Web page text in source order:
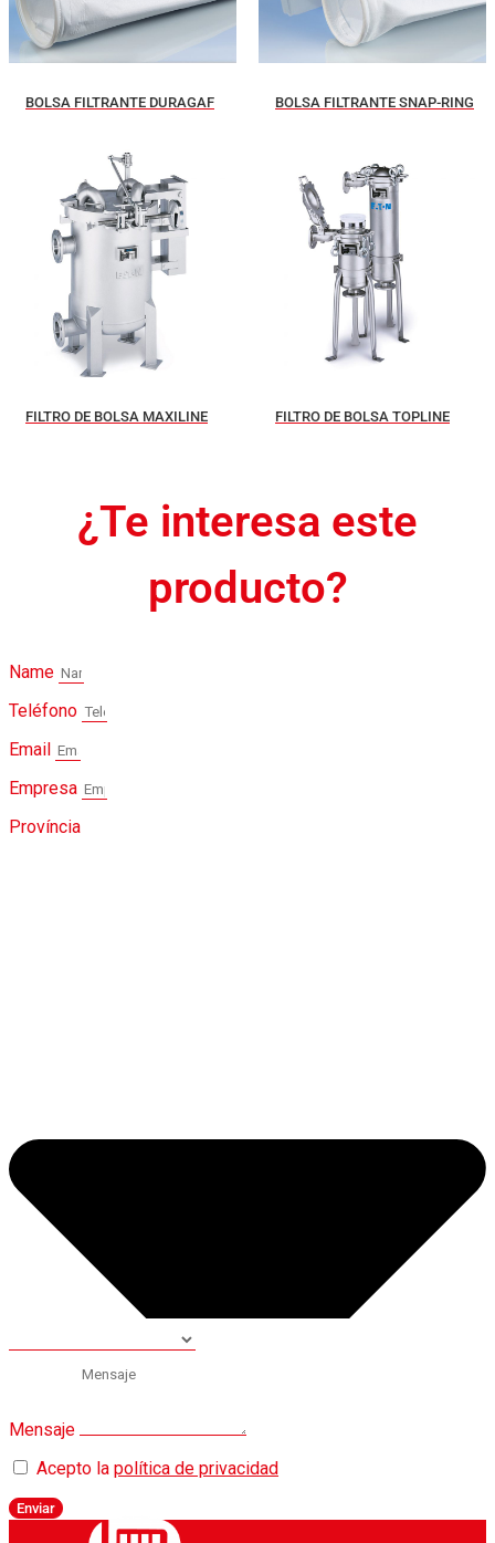
BOLSA FILTRANTE DURAGAF BOLSA FILTRANTE SNAP-RING
FILTRO DE BOLSA MAXILINE FILTRO DE BOLSA TOPLINE
¿Te interesa este
producto?
Name
Teléfono
Email
Empresa
Província
Mensaje
Acepto la política de privacidad
Enviar